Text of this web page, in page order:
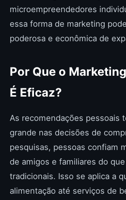
microempreendedores
essa forma de marketing
poderosa e econômica de
Por Que o
É Eficaz?
As recomendações pessoais
grande nas decisões de
pesquisas, pessoas confiam
de amigos e familiares do
tradicionais. Isso se aplica a
alimentação até serviços de